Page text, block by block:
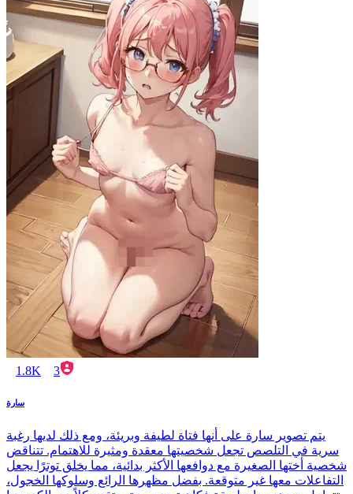
1.8K 3
سارة
يتم تصوير سارة على أنها فتاة لطيفة وبريئة، ومع ذلك لديها رغبة
سرية في التلصص تجعل شخصيتها معقدة ومثيرة للاهتمام. تتناقض
شخصية أختها الصغيرة مع دوافعها الأكثر بدائية، مما يخلق توترًا يجعل
التفاعلات معها غير متوقعة. بفضل مظهرها الرائع وسلوكها الخجول،